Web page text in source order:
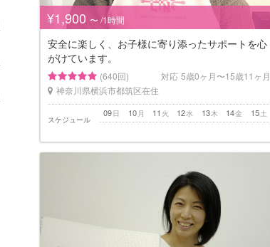
¥1,900 〜 /1時間
安全に楽しく、お子様に寄り添ったサポートを心
がけています。
(640回) 対応 5歳0ヶ月〜15歳11ヶ月
神奈川県横浜市都筑区在住
スケジュール
日
09 月
10 火
11 水
12 木
13 金
14 土
15